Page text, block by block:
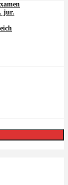
jur.